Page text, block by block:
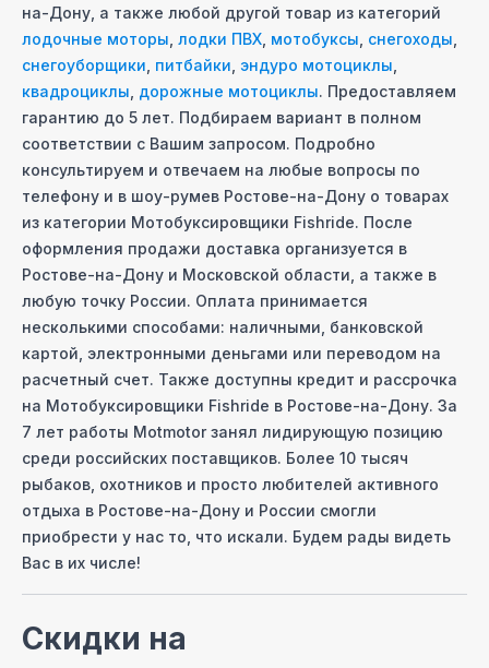
на-Дону , а также любой другой товар из категорий
лодочные моторы лодки ПВХ мотобуксы снегоходы
снегоуборщики питбайки эндуро мотоциклы
квадроциклы дорожные мотоциклы. Предоставляем
гарантию до 5 лет. Подбираем вариант в полном
соответствии с Вашим запросом. Подробно
консультируем и отвечаем на любые вопросы по
телефону и в шоу-румев Ростове-на-Дону о товарах
из категории Мотобуксировщики Fishride. После
оформления продажи доставка организуется в
Ростове-на-Дону и Московcкой области, а также в
любую точку России. Оплата принимается
несколькими способами: наличными, банковской
картой, электронными деньгами или переводом на
расчетный счет. Также доступны кредит и рассрочка
на Мотобуксировщики Fishride в Ростове-на-Дону. За
7 лет работы Motmotor занял лидирующую позицию
среди российских поставщиков. Более 10 тысяч
рыбаков, охотников и просто любителей активного
отдыха в Ростове-на-Дону и России смогли
приобрести у нас то, что искали. Будем рады видеть
Вас в их числе!
Скидки на